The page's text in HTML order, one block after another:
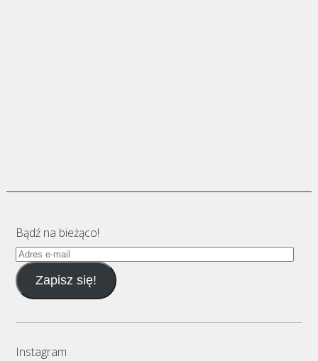
Bądź na bieżąco!
Adres
e-
mailZapisz się!
Instagram